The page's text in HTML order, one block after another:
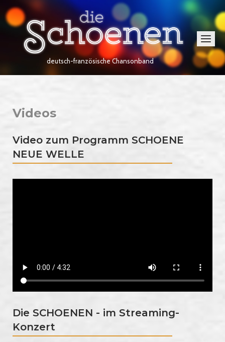
Skip
to
content
Home
deutsch-französische Chansonband
Menu
Videos
Video zum Programm SCHOENE
NEUE WELLE
Die SCHOENEN - im Streaming-
Konzert